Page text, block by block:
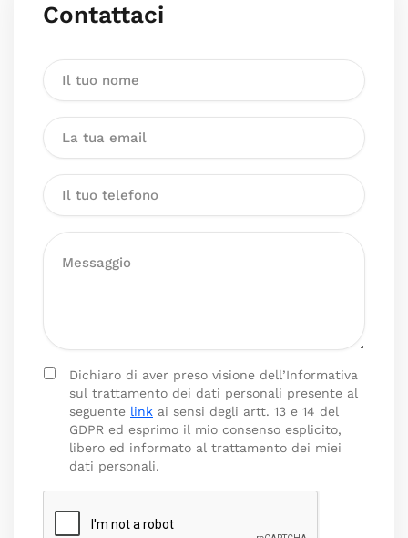
Contattaci
Dichiaro di aver preso visione dell’Informativa
sul trattamento dei dati personali presente al
seguente link ai sensi degli artt. 13 e 14 del
GDPR ed esprimo il mio consenso esplicito,
libero ed informato al trattamento dei miei
dati personali.